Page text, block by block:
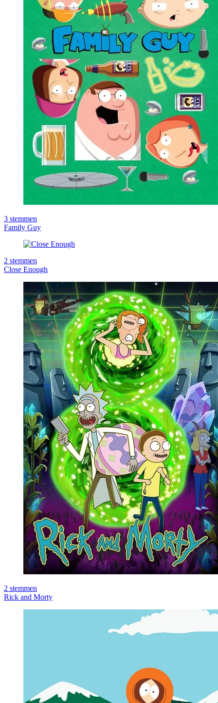
3 stemmen
Family Guy
2 stemmen
Close Enough
2 stemmen
Rick and Morty